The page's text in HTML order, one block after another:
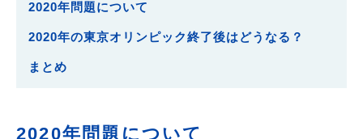
2020年問題について
2020年の東京オリンピック終了後はどうなる？
まとめ
2020年問題について